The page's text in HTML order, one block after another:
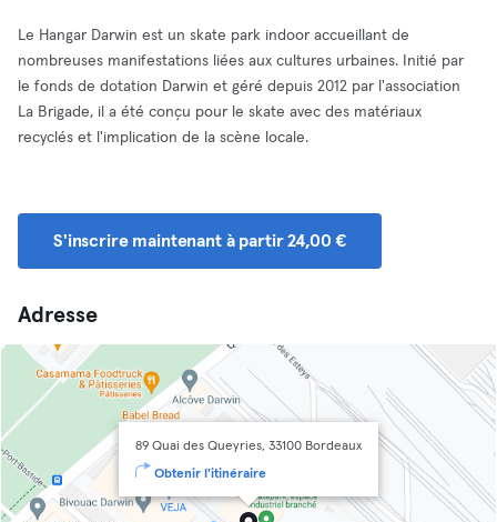
Le Hangar Darwin est un skate park indoor accueillant de
nombreuses manifestations liées aux cultures urbaines. Initié par
le fonds de dotation Darwin et géré depuis 2012 par l'association
La Brigade, il a été conçu pour le skate avec des matériaux
recyclés et l'implication de la scène locale.
S'inscrire maintenant à partir 24,00 €
Adresse
89 Quai des Queyries, 33100 Bordeaux
Obtenir l'itinéraire